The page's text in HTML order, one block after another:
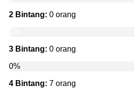
2 Bintang: 0 orang
3 Bintang: 0 orang
0%
4 Bintang: 7 orang